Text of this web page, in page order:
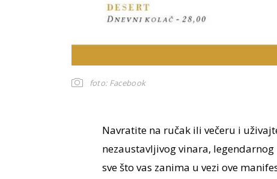
foto: Facebook
Navratite na ručak ili večeru i
nezaustavljivog vinara,
sve što vas zanima u vezi ove